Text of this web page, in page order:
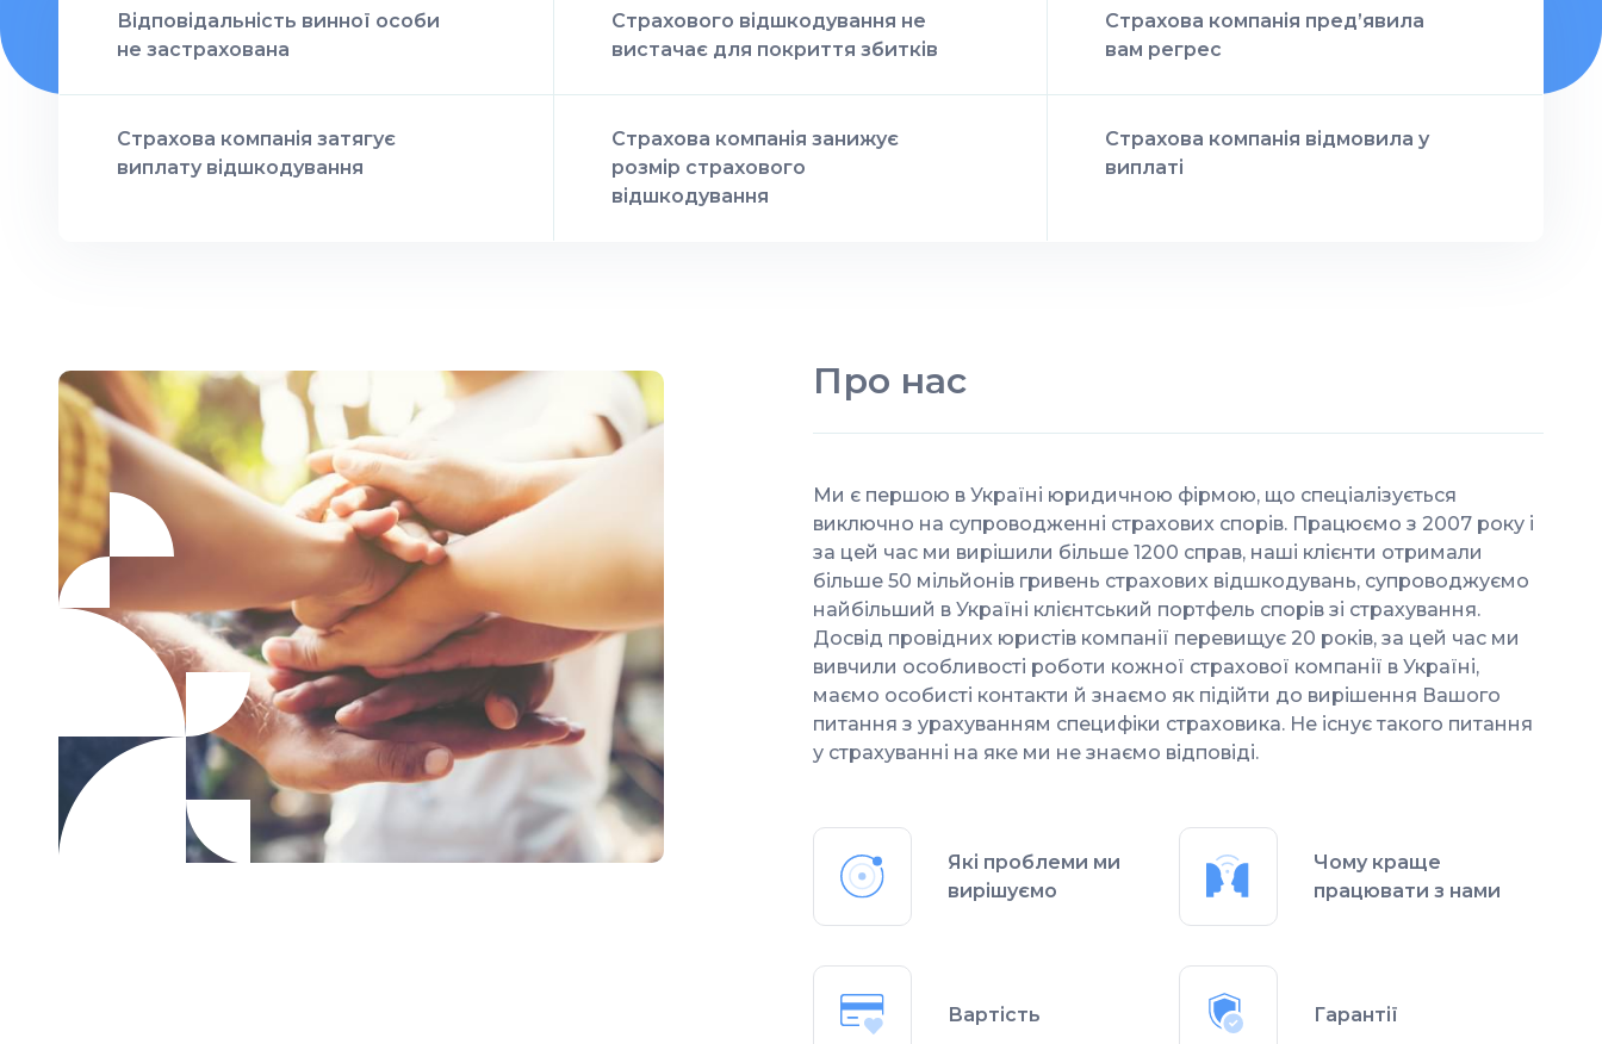
Відповідальність винної особи
не застрахована
Страхового відшкодування не
вистачає для покриття збитків
Страхова компанія пред’явила
вам регрес
Страхова компанія затягує
виплату відшкодування
Страхова компанія занижує
розмір страхового
відшкодування
Страхова компанія відмовила у
виплаті
Про нас
Ми є першою в Україні юридичною фірмою, що спеціалізується
виключно на супроводженні страхових спорів. Працюємо з 2007 року і
за цей час ми вирішили більше 1200 справ, наші клієнти отримали
більше 50 мільйонів гривень страхових відшкодувань, супроводжуємо
найбільший в Україні клієнтський портфель спорів зі страхування.
Досвід провідних юристів компанії перевищує 20 років, за цей час ми
вивчили особливості роботи кожної страхової компанії в Україні,
маємо особисті контакти й знаємо як підійти до вирішення Вашого
питання з урахуванням специфіки страховика. Не існує такого питання
у страхуванні на яке ми не знаємо відповіді.
Які проблеми ми
вирішуємо
Чому краще
працювати з нами
Вартість Гарантії